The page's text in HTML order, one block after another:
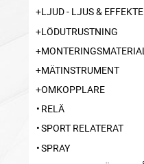
LJUD - LJUS &
LÖDUTRUSTNING
MONTERINGSMATERIAL
MÄTINSTRUMENT
OMKOPPLARE
RELÄ
SPORT RELATERAT
SPRAY